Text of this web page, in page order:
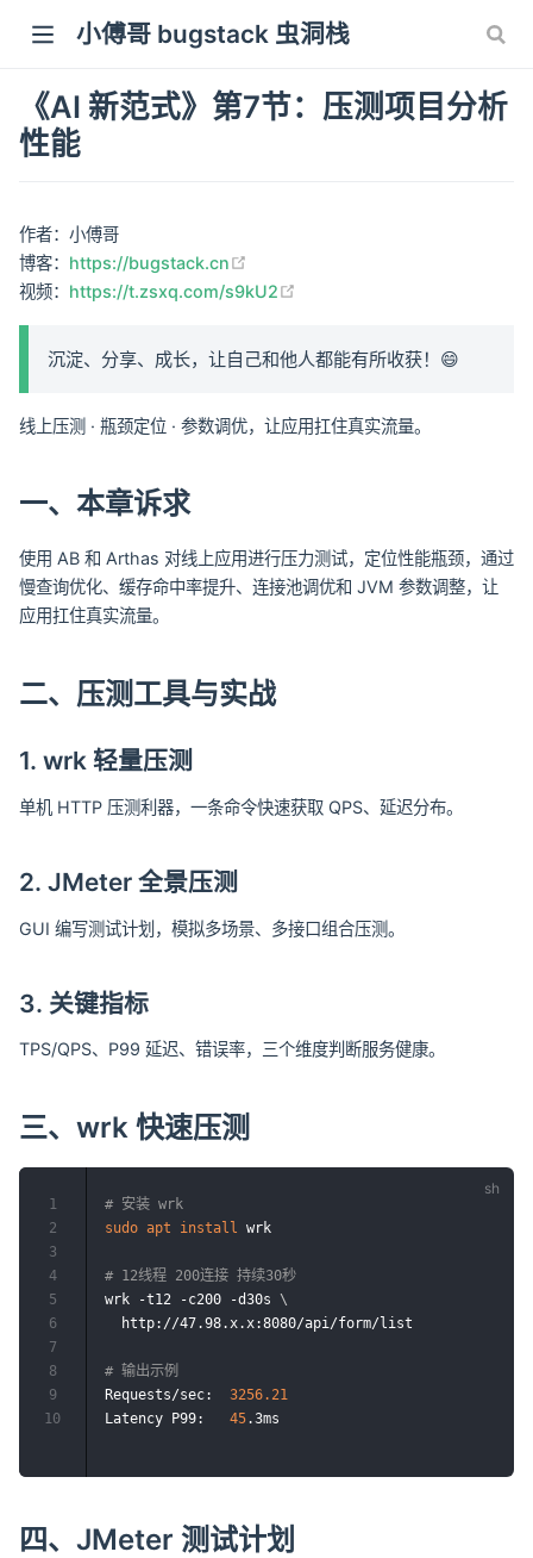
小傅哥 bugstack 虫洞栈
《AI 新范式》第7节：压测项目分析
性能
作者：小傅哥
博客： https://bugstack.cn
视频： https://t.zsxq.com/s9kU2
沉淀、分享、成长，让自己和他人都能有所收获！😄
线上压测 · 瓶颈定位 · 参数调优，让应用扛住真实流量。
一、本章诉求
使用 AB 和 Arthas 对线上应用进行压力测试，定位性能瓶颈，通过
慢查询优化、缓存命中率提升、连接池调优和 JVM 参数调整，让
应用扛住真实流量。
二、压测工具与实战
1. wrk 轻量压测
单机 HTTP 压测利器，一条命令快速获取 QPS、延迟分布。
2. JMeter 全景压测
GUI 编写测试计划，模拟多场景、多接口组合压测。
3. 关键指标
TPS/QPS、P99 延迟、错误率，三个维度判断服务健康。
三、wrk 快速压测
# 安装 wrk
sudo apt install wrk
# 12线程 200连接 持续30秒
wrk -t12 -c200 -d30s \
  http://47.98.x.x:8080/api/form/list
# 输出示例
Requests/sec: 3256.21
Latency P99: 45
1
2
3
4
5
6
7
8
9
10
四、JMeter 测试计划